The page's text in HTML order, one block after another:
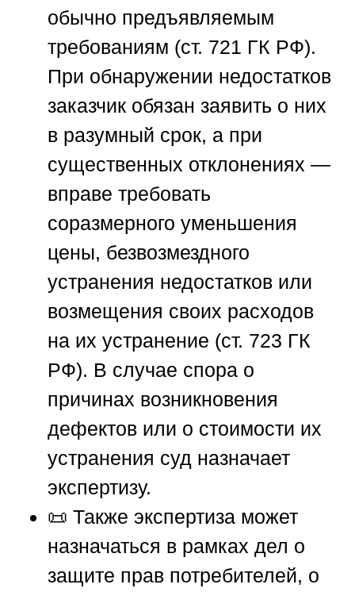
обычно предъявляемым
требованиям (ст. 721 ГК РФ).
При обнаружении недостатков
заказчик обязан заявить о них
в разумный срок, а при
существенных отклонениях —
вправе требовать
соразмерного уменьшения
цены, безвозмездного
устранения недостатков или
возмещения своих расходов
на их устранение (ст. 723 ГК
РФ). В случае спора о
причинах возникновения
дефектов или о стоимости их
устранения суд назначает
экспертизу.
📜 Также экспертиза может
назначаться в рамках дел о
защите прав потребителей, о